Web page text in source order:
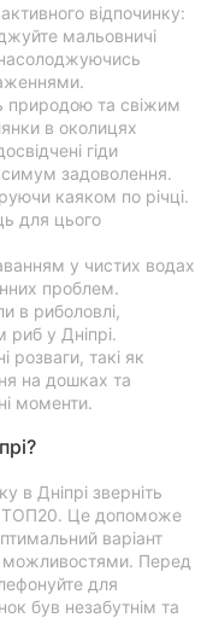
відпочинку:
мальовничі
природою та свіжим
в околицях
гіди
задоволення.
каяком по річці.
для цього
у чистих водах
проблем.
в риболовлі,
риб у Дніпрі.
розваги, такі як
на дошках та
моменти.
в Дніпрі зверніть
ТОП20. Це допоможе
варіант
Перед
для
був незабутнім та